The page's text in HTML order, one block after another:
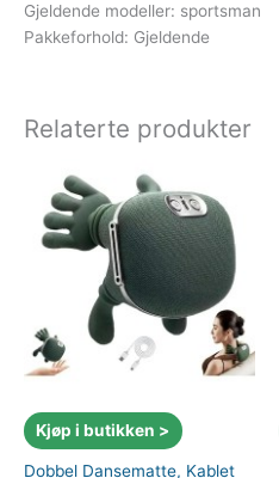
Gjeldende modeller: sportsman
Pakkeforhold: Gjeldende
Relaterte produkter
Kjøp i butikken >
Dobbel Dansematte, Kablet